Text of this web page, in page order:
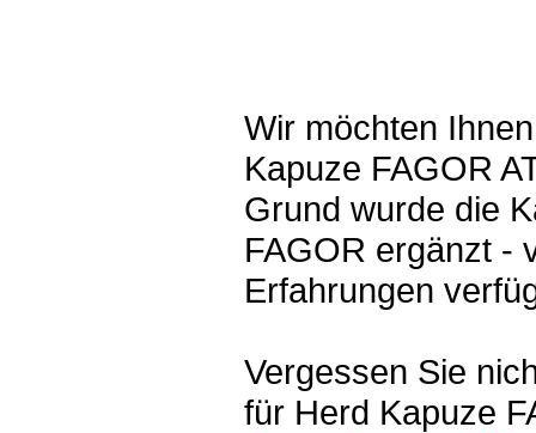
Wir möchten
Kapuze FAGOR
Grund wurde die
FAGOR ergänzt -
Erfahrungen
Vergessen Sie
für Herd Kapuze